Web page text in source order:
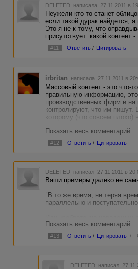
DELETED написала 27.11.2011 в
Неужели кто-то станет
если такой дурак найдется,
Это я не к тому, что
присутствует: какой
#11 Ответить / Цитировать
irbritan написала 27.11.2011 в
Массовый контент - это что-
правильную информацию,
производственных фирм и
контролируют, что им
которому (что совсем плохо)
Показать весь комментарий
#12 Ответить / Цитировать
DELETED написал 27.11.2011 в
Ваши примеры далеко не
"В то же время, не теряя
параллельно и
чего есть увлекательного в
(с) :)
Показать весь комментарий
#13 Ответить / Цитировать /
DELETED написал